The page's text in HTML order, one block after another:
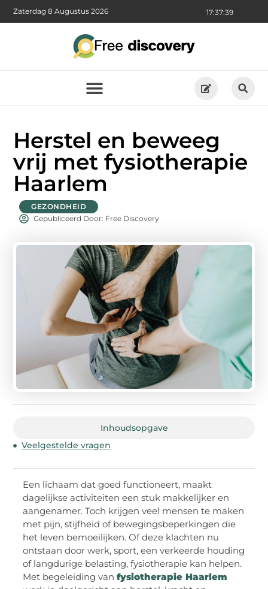
17:37:41
Zaterdag 8 Augustus 2026
Herstel en beweeg
vrij met fysiotherapie
Haarlem
GEZONDHEID
Gepubliceerd Door: Free Discovery
Inhoudsopgave
Veelgestelde vragen
Een lichaam dat goed functioneert, maakt
dagelijkse activiteiten een stuk makkelijker en
aangenamer. Toch krijgen veel mensen te maken
met pijn, stijfheid of bewegingsbeperkingen die
het leven bemoeilijken. Of deze klachten nu
ontstaan door werk, sport, een verkeerde houding
of langdurige belasting, fysiotherapie kan helpen.
Met begeleiding vanfysiotherapie Haarlem